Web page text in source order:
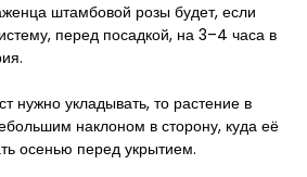
штамбовой розы будет, если
перед посадкой, на 3–4 часа в
нужно укладывать, то растение в
наклоном в сторону, куда её
осенью перед укрытием.